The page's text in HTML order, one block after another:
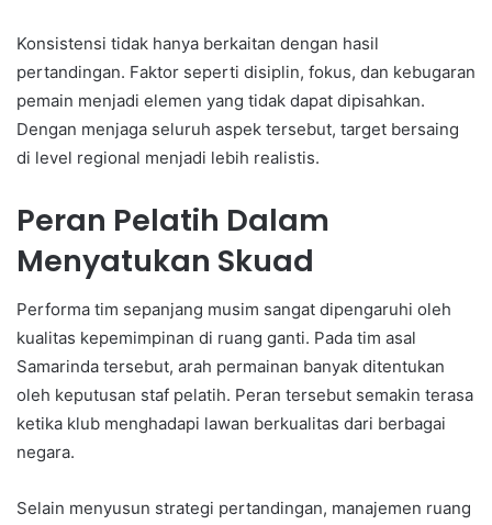
Konsistensi tidak hanya berkaitan dengan hasil
pertandingan. Faktor seperti disiplin, fokus, dan kebugaran
pemain menjadi elemen yang tidak dapat dipisahkan.
Dengan menjaga seluruh aspek tersebut, target bersaing
di level regional menjadi lebih realistis.
Peran Pelatih Dalam
Menyatukan Skuad
Performa tim sepanjang musim sangat dipengaruhi oleh
kualitas kepemimpinan di ruang ganti. Pada tim asal
Samarinda tersebut, arah permainan banyak ditentukan
oleh keputusan staf pelatih. Peran tersebut semakin terasa
ketika klub menghadapi lawan berkualitas dari berbagai
negara.
Selain menyusun strategi pertandingan, manajemen ruang